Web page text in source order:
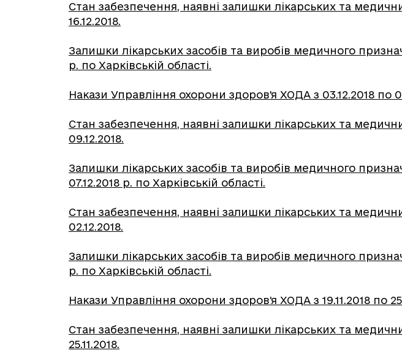
Стан забезпечення, наявні залишки лікарських та
16.12.2018.
Залишки лікарських засобів та виробів медичного
р. по Харківській області.
Накази Управління охорони здоров'я ХОДА з 03.12.2018 по
Стан забезпечення, наявні залишки лікарських та
09.12.2018.
Залишки лікарських засобів та виробів медичного
07.12.2018 р. по Харківській області.
Стан забезпечення, наявні залишки лікарських та
02.12.2018.
Залишки лікарських засобів та виробів медичного
р. по Харківській області.
Накази Управління охорони здоров'я ХОДА з 19.11.2018 по
Стан забезпечення, наявні залишки лікарських та
25.11.2018.